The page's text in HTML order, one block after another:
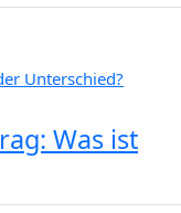
Was ist